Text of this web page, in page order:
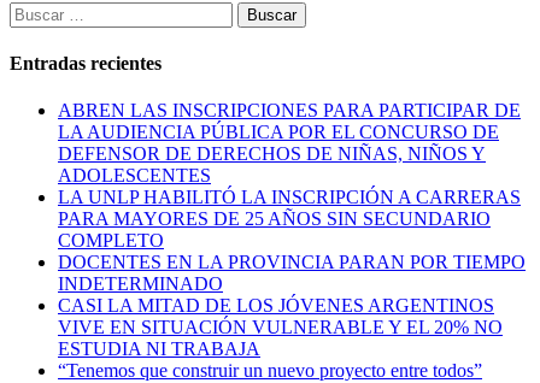
Buscar:
Entradas recientes
ABREN LAS INSCRIPCIONES PARA PARTICIPAR DE
LA AUDIENCIA PÚBLICA POR EL CONCURSO DE
DEFENSOR DE DERECHOS DE NIÑAS, NIÑOS Y
ADOLESCENTES
LA UNLP HABILITÓ LA INSCRIPCIÓN A CARRERAS
PARA MAYORES DE 25 AÑOS SIN SECUNDARIO
COMPLETO
DOCENTES EN LA PROVINCIA PARAN POR TIEMPO
INDETERMINADO
CASI LA MITAD DE LOS JÓVENES ARGENTINOS
VIVE EN SITUACIÓN VULNERABLE Y EL 20% NO
ESTUDIA NI TRABAJA
“Tenemos que construir un nuevo proyecto entre todos”